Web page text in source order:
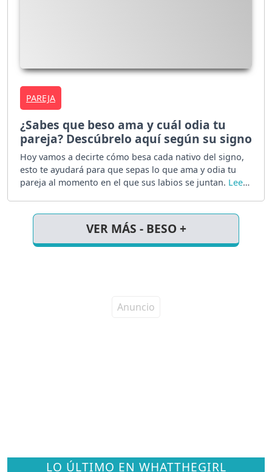
PAREJA
¿Sabes que beso ama y cuál odia tu
pareja? Descúbrelo aquí según su signo
Hoy vamos a decirte cómo besa cada nativo del signo,
esto te ayudará para que sepas lo que ama y odia tu
pareja al momento en el que sus labios se juntan.
VER MÁS - BESO +
LO ÚLTIMO EN WHATTHEGIRL